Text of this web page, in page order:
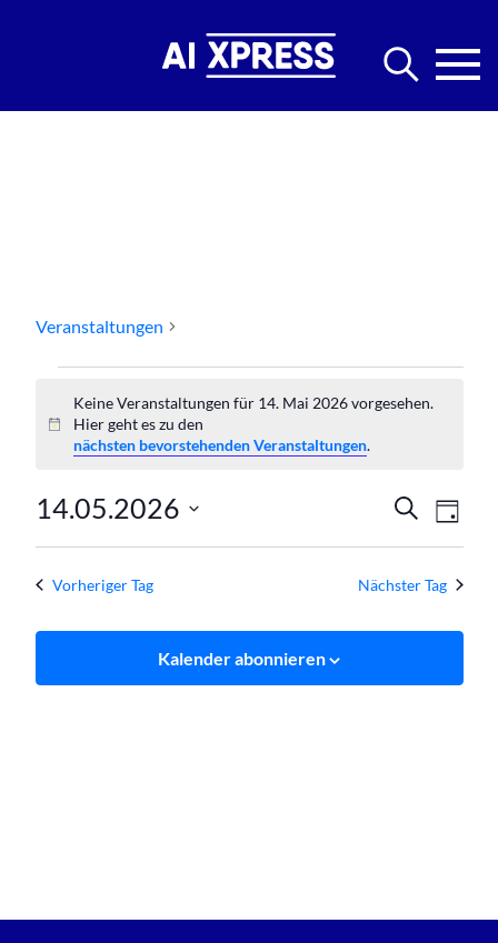
Veranstaltungen
Veranstaltungen
für
14.
Mai
2026
Hinweis
Keine Veranstaltungen für 14. Mai 2026 vorgesehen.
Hier geht es zu den
nächsten bevorstehenden Veranstaltungen.
Suche
und
SucheTag
14.05.2026
Vorheriger Tag Nächster Tag
Kalender abonnieren